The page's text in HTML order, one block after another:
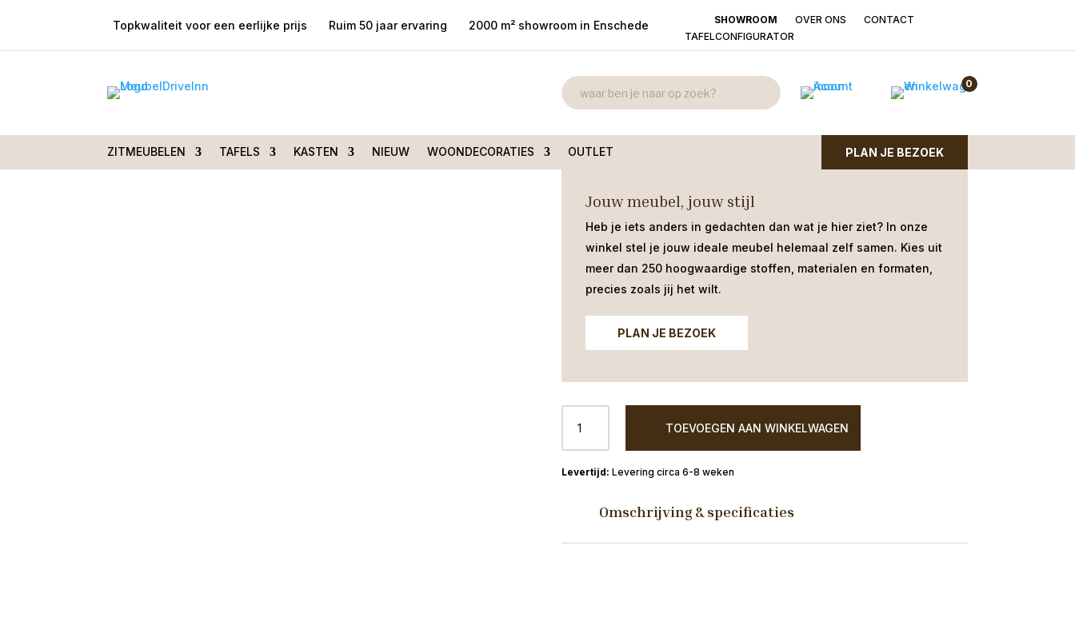
Topkwaliteit voor een eerlijke prijs Ruim 50 jaar ervaring 2000 m² showroom in Enschede SHOWROOM OVER ONS
CONTACT
TAFELCONFIGURATOR
0
ZITMEUBELEN TAFELS KASTEN NIEUW WOONDECORATIES OUTLET PLAN JE BEZOEK
Parzival Antraciet
€179,00
Jouw meubel, jouw stijl
Heb je iets anders in gedachten dan wat je hier ziet? In onze
winkel stel je jouw ideale meubel helemaal zelf samen. Kies uit
meer dan 250 hoogwaardige stoffen, materialen en formaten,
precies zoals jij het wilt.
PLAN JE BEZOEK
Parzival
Antraciet
aantal
TOEVOEGEN AAN WINKELWAGEN
Levering circa 6-8 weken
Omschrijving & specificaties